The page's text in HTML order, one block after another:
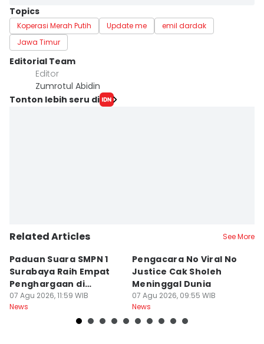
Topics
Koperasi Merah Putih Update me
emil dardak
Jawa Timur
Editorial Team
Editor
Zumrotul Abidin
Tonton lebih seru di
Related Articles See More
Paduan Suara SMPN 1
Surabaya Raih Empat
Penghargaan di
Thailand
07 Agu 2026, 11:59 WIB
News
Pengacara No Viral No
Justice Cak Sholeh
Meninggal Dunia
07 Agu 2026, 09:55 WIB
News